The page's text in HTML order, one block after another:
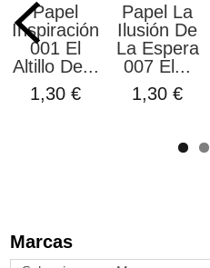
Marcas
Papel
Inspiración
001 El
Altillo De...
1,30 €
Papel La
Ilusión De
La Espera
007 El...
1,30 €